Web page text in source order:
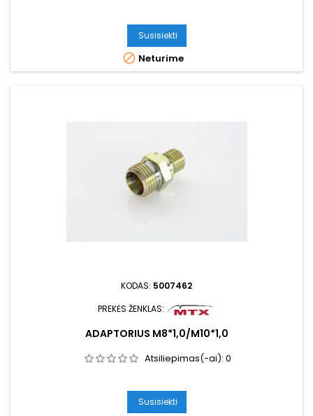
Susisiekti
 Neturime
KODAS: 5007462
PREKĖS ŽENKLAS:
ADAPTORIUS M8*1,0/M10*1,0
Atsiliepimas(-ai): 0
Susisiekti